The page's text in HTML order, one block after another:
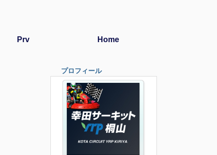
Prv Home
プロフィール